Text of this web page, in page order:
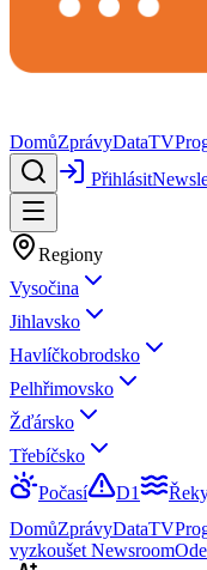
DomůZprávyDataTV
Přihlásit
Regiony
Vysočina
Jihlavsko
Havlíčkobrodsko
Pelhřimovsko
Žďársko
Třebíčsko
Počasí
D1
DomůZprávyDataTV
vyzkoušet Newsroom